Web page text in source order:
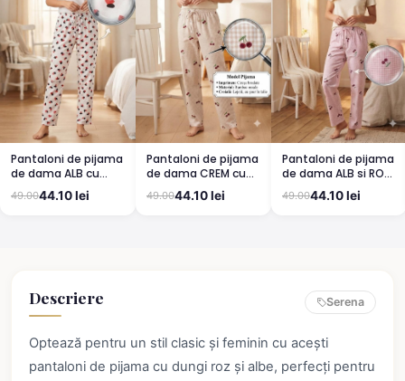
Pantaloni de pijama
de dama ALB cu
buburuze
49.0044.10 lei
Pantaloni de pijama
de dama CREM cu
CIRESE
49.0044.10 lei
Pantaloni de pijama
de dama ALB si ROZ
cu cirese
49.0044.10 lei
Descriere Serena
Optează pentru un stil clasic și feminin cu acești
pantaloni de pijama cu dungi roz și albe, perfecți pentru